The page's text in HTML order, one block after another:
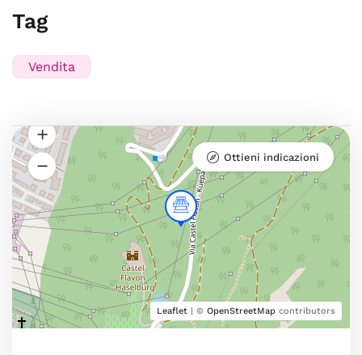
Tag
Vendita
Leaflet | © OpenStreetMap contributors
Ottieni indicazioni